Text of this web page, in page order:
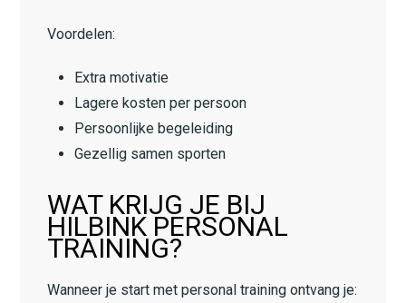
Voordelen:
Extra motivatie
Lagere kosten per persoon
Persoonlijke begeleiding
Gezellig samen sporten
WAT KRIJG JE BIJ
HILBINK PERSONAL
TRAINING?
Wanneer je start met personal training ontvang je: